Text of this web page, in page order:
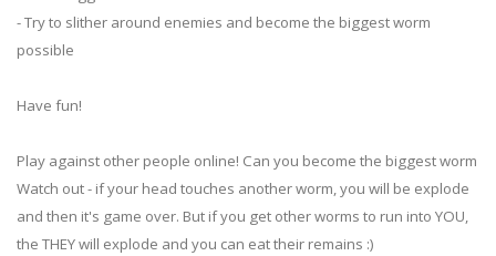
- Try to slither around enemies and become the biggest worm
possible
Have fun!
Play against other people online! Can you become the biggest worm
Watch out - if your head touches another worm, you will be explode
and then it's game over. But if you get other worms to run into YOU,
the THEY will explode and you can eat their remains :)